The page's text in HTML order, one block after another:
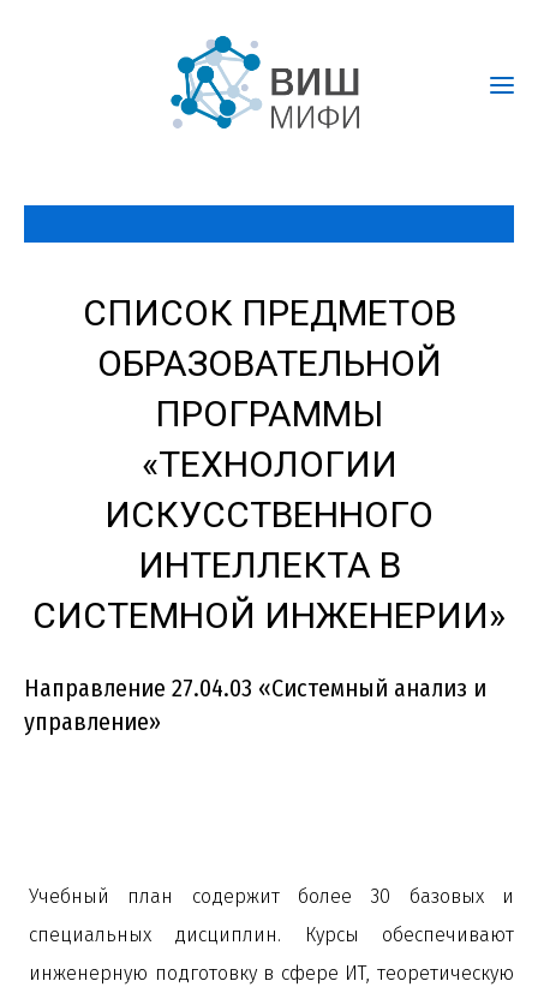
СПИСОК ПРЕДМЕТОВ
ОБРАЗОВАТЕЛЬНОЙ
ПРОГРАММЫ
«ТЕХНОЛОГИИ
ИСКУССТВЕННОГО
ИНТЕЛЛЕКТА В
СИСТЕМНОЙ ИНЖЕНЕРИИ»
Направление 27.04.03 «Системный анализ и
управление»
Учебный план содержит более 30 базовых и
специальных дисциплин. Курсы обеспечивают
инженерную подготовку в сфере ИТ, теоретическую